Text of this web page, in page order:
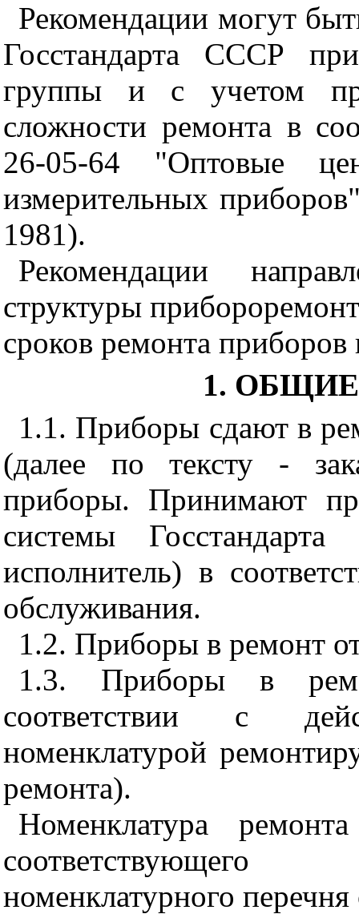
Рекомендации могут
Госстандарта СССР
группы и с учетом
сложности ремонта в
26-05-64 "Оптовые
измерительных
1981).
Рекомендации
структуры
сроков ремонта
1.
1.1. Приборы сдают в
(далее по тексту -
приборы. Принимают
системы
исполнитель) в
обслуживания.
1.2. Приборы в ремонт
1.3. Приборы в
соответствии с
номенклатурой
ремонта).
Номенклатура
соответствующего
номенклатурного